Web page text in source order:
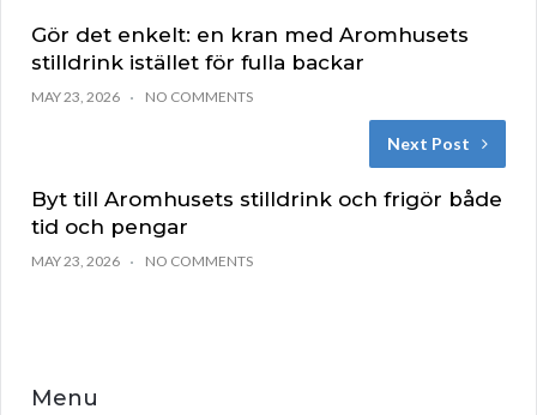
Gör det enkelt: en kran med Aromhusets
stilldrink istället för fulla backar
MAY 23, 2026 NO COMMENTS
Next Post
Byt till Aromhusets stilldrink och frigör både
tid och pengar
MAY 23, 2026 NO COMMENTS
Menu